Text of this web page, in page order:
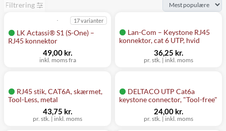
Filtrering
LK Actassi® S1 (S-One) –
RJ45 konnektor
17 varianter
inkl. moms fra
49,00 kr.
Lan-Com – Keystone RJ45
konnektor, cat 6 UTP, hvid
pr. stk. | inkl. moms
36,25 kr.
RJ45 stik, CAT6A, skærmet,
Tool-Less, metal
pr. stk. | inkl. moms
43,75 kr.
DELTACO UTP Cat6a
keystone connector, "Tool-free"
pr. stk. | inkl. moms
24,00 kr.